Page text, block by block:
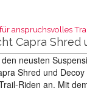
anspruchsvolles
Capra Shred
neusten
Shred und
Riden an. Mit